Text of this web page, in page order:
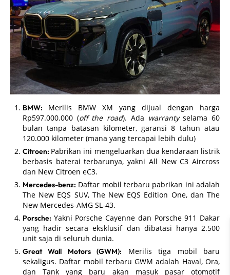
BMW: Merilis BMW XM yang dijual dengan harga
Rp597.000.000 (off the road). Ada warrantyselama 60
bulan tanpa batasan kilometer, garansi 8 tahun atau
120.000 kilometer (mana yang tercapai lebih dulu)
Citroen: Pabrikan ini mengeluarkan dua kendaraan listrik
berbasis baterai terbarunya, yakni All New C3 Aircross
dan New Citroen eC3.
Mercedes-benz: Daftar mobil terbaru pabrikan ini adalah
The New EQS SUV, The New EQS Edition One, dan The
New Mercedes-AMG SL-43.
Porsche: Yakni Porsche Cayenne dan Porsche 911 Dakar
yang hadir secara eksklusif dan dibatasi hanya 2.500
unit saja di seluruh dunia.
Great Wall Motors (GWM): Merilis tiga mobil baru
sekaligus. Daftar mobil terbaru GWM adalah Haval, Ora,
dan Tank yang baru akan masuk pasar otomotif